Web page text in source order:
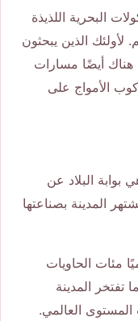
البحرية اللذيذة
لأولئك الذين يبحثون
هناك أيضًا مسارات
الأمواج على
البلاد عن
المدينة بصناعتها
مئات الحاويات
تفتخر المدينة
المستوى العالمي.